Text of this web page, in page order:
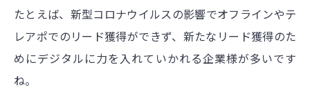
たとえば、新型コロナウイルスの影響でオフラインやテ
レアポでのリード獲得ができず、新たなリード獲得のた
めにデジタルに力を入れていかれる企業様が多いです
ね。